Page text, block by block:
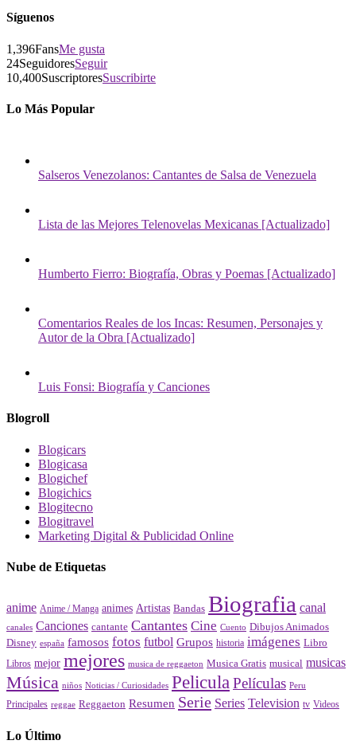
Síguenos
1,396FansMe gusta
24SeguidoresSeguir
10,400SuscriptoresSuscribirte
Lo Más Popular
Salseros Venezolanos: Cantantes de Salsa de Venezuela
Lista de las Mejores Telenovelas Mexicanas [Actualizado]
Humberto Fierro: Biografía, Obras y Poemas [Actualizado]
Comentarios Reales de los Incas: Resumen, Personajes y
Autor de la Obra [Actualizado]
Luis Fonsi: Biografía y Canciones
Blogroll
Blogicars
Blogicasa
Blogichef
Blogichics
Blogitecno
Blogitravel
Marketing Digital & Publicidad Online
Nube de Etiquetas
anime Anime / Manga animes Artistas Bandas Biografia canal
canales Canciones cantante Cantantes Cine Cuento Dibujos Animados
Disney españa famosos fotos futbol Grupos historia imágenes Libro
Libros mejor mejores musica de reggaeton Musica Gratis musical musicas
Música niños Noticias / Curiosidades PeliculaPelículas Peru
Principales reggae Reggaeton Resumen Serie Series Television tv Videos
Lo Último